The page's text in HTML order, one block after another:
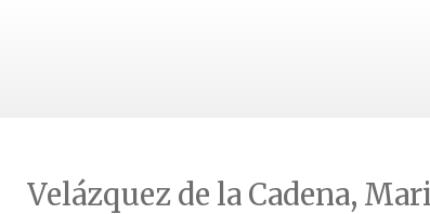
Velázquez de la Cadena,